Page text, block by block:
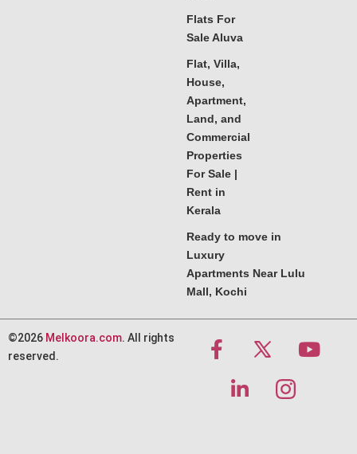
Flats For
Sale Aluva
Flat, Villa,
House,
Apartment,
Land, and
Commercial
Properties
For Sale |
Rent in
Kerala
Ready to move in
Luxury
Apartments Near Lulu
Mall, Kochi
©2026 Melkoora.com. All rights
reserved.